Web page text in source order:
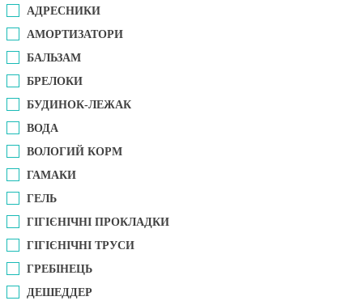
АДРЕСНИКИ
АМОРТИЗАТОРИ
БАЛЬЗАМ
БРЕЛОКИ
БУДИНОК-ЛЕЖАК
ВОДА
ВОЛОГИЙ КОРМ
ГАМАКИ
ГЕЛЬ
ГІГІЄНІЧНІ ПРОКЛАДКИ
ГІГІЄНІЧНІ ТРУСИ
ГРЕБІНЕЦЬ
ДЕШЕДДЕР